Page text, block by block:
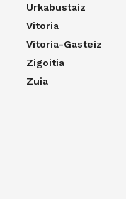
Urkabustaiz
Vitoria
Vitoria-Gasteiz
Zigoitia
Zuia